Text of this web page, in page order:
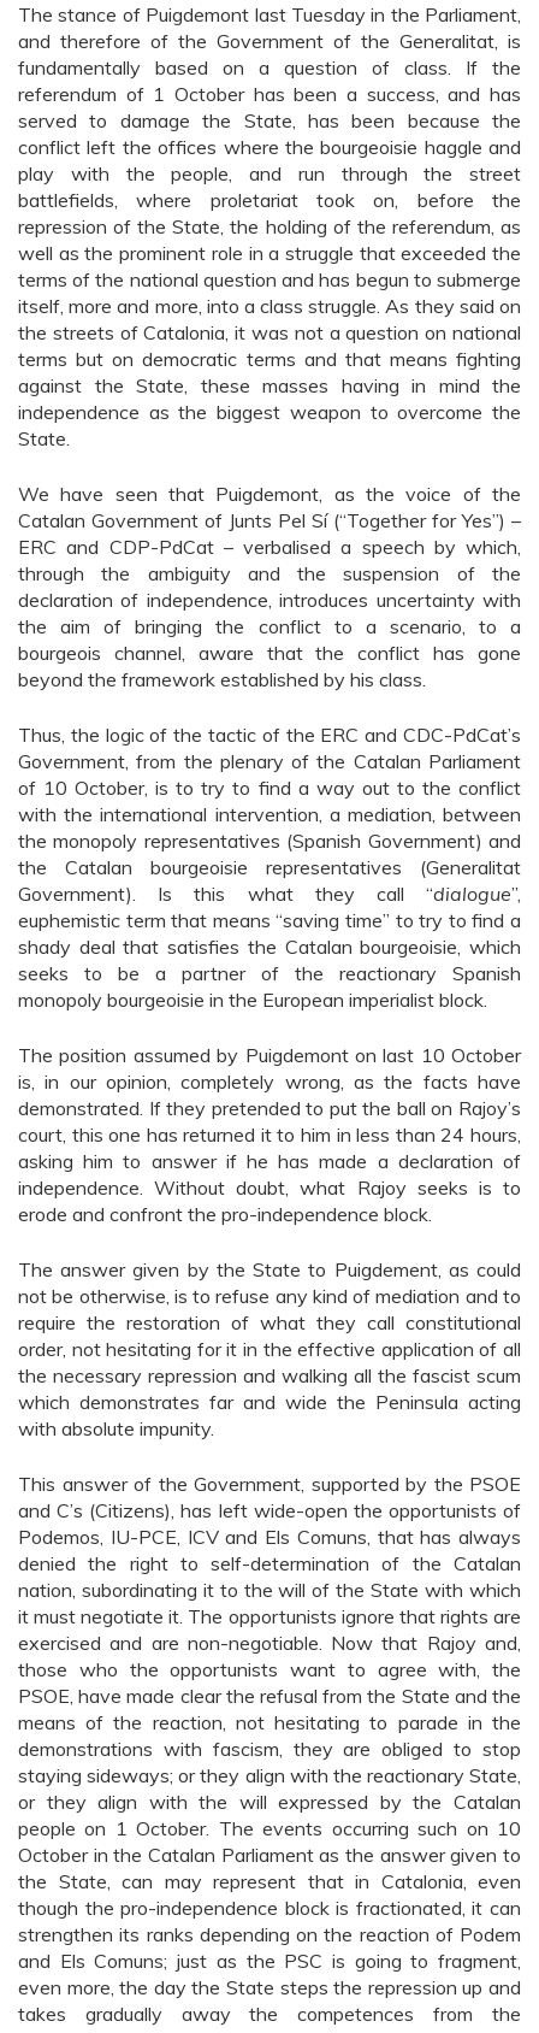
The stance of Puigdemont last Tuesday in the Parliament,
and therefore of the Government of the Generalitat, is
fundamentally based on a question of class. If the
referendum of 1 October has been a success, and has
served to damage the State, has been because the
conflict left the offices where the bourgeoisie haggle and
play with the people, and run through the street
battlefields, where proletariat took on, before the
repression of the State, the holding of the referendum, as
well as the prominent role in a struggle that exceeded the
terms of the national question and has begun to submerge
itself, more and more, into a class struggle. As they said on
the streets of Catalonia, it was not a question on national
terms but on democratic terms and that means fighting
against the State, these masses having in mind the
independence as the biggest weapon to overcome the
State.
We have seen that Puigdemont, as the voice of the
Catalan Government of Junts Pel Sí (“Together for Yes”) –
ERC and CDP-PdCat – verbalised a speech by which,
through the ambiguity and the suspension of the
declaration of independence, introduces uncertainty with
the aim of bringing the conflict to a scenario, to a
bourgeois channel, aware that the conflict has gone
beyond the framework established by his class.
Thus, the logic of the tactic of the ERC and CDC-PdCat’s
Government, from the plenary of the Catalan Parliament
of 10 October, is to try to find a way out to the conflict
with the international intervention, a mediation, between
the monopoly representatives (Spanish Government) and
the Catalan bourgeoisie representatives (Generalitat
Government). Is this what they call “dialogue”,
euphemistic term that means “saving time” to try to find a
shady deal that satisfies the Catalan bourgeoisie, which
seeks to be a partner of the reactionary Spanish
monopoly bourgeoisie in the European imperialist block.
The position assumed by Puigdemont on last 10 October
is, in our opinion, completely wrong, as the facts have
demonstrated. If they pretended to put the ball on Rajoy’s
court, this one has returned it to him in less than 24 hours,
asking him to answer if he has made a declaration of
independence. Without doubt, what Rajoy seeks is to
erode and confront the pro-independence block.
The answer given by the State to Puigdement, as could
not be otherwise, is to refuse any kind of mediation and to
require the restoration of what they call constitutional
order, not hesitating for it in the effective application of all
the necessary repression and walking all the fascist scum
which demonstrates far and wide the Peninsula acting
with absolute impunity.
This answer of the Government, supported by the PSOE
and C’s (Citizens), has left wide-open the opportunists of
Podemos, IU-PCE, ICV and Els Comuns, that has always
denied the right to self-determination of the Catalan
nation, subordinating it to the will of the State with which
it must negotiate it. The opportunists ignore that rights are
exercised and are non-negotiable. Now that Rajoy and,
those who the opportunists want to agree with, the
PSOE, have made clear the refusal from the State and the
means of the reaction, not hesitating to parade in the
demonstrations with fascism, they are obliged to stop
staying sideways; or they align with the reactionary State,
or they align with the will expressed by the Catalan
people on 1 October. The events occurring such on 10
October in the Catalan Parliament as the answer given to
the State, can may represent that in Catalonia, even
though the pro-independence block is fractionated, it can
strengthen its ranks depending on the reaction of Podem
and Els Comuns; just as the PSC is going to fragment,
even more, the day the State steps the repression up and
takes gradually away the competences from the